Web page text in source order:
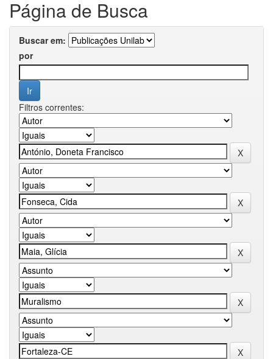
Página de Busca
Buscar em:
por
Filtros correntes: